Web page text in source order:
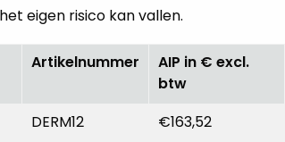
eigen risico kan vallen.
Artikelnummer
AIP in € excl.
btw
DERM12 €163,52